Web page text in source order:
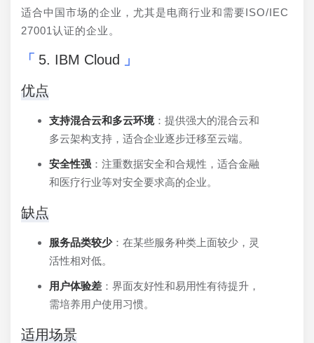
适合中国市场的企业，尤其是电商行业和需要ISO/IEC
27001认证的企业。
5. IBM Cloud
优点
支持混合云和多云环境：提供强大的混合云和
多云架构支持，适合企业逐步迁移至云端。
安全性强 ：注重数据安全和合规性，适合金融
和医疗行业等对安全要求高的企业。
缺点
服务品类较少：在某些服务种类上面较少，灵
活性相对低。
用户体验差 ：界面友好性和易用性有待提升，
需培养用户使用习惯。
适用场景